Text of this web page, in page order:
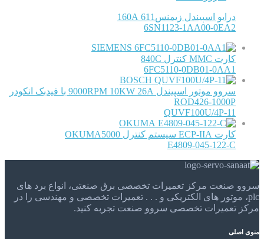
درایو اسپیندل زیمنس611 160A
6SN1123-1AA00-0EA2
SIEMENS
کارت MMC کنترل 840C
6FC5110-0DB01-0AA1
BOSCH
سروو موتور اسپیندل 9000RPM 10KW 26A با فیدبک انکودر
ROD426-1000P
QUVF100U/4P-11
OKUMA
کارت ECP-IIA سیستم کنترل OKUMA5000
E4809-045-122-C
سروو صنعت مرکز تعمیرات تخصصی برق صنعتی، انواع برد های
plc، موتور های الکتریکی و . . . تعمیرات تخصصی و مهندسی را در
مرکز تعمیرات تخصصی سروو صنعت تجربه کنید.
منوی اصلی